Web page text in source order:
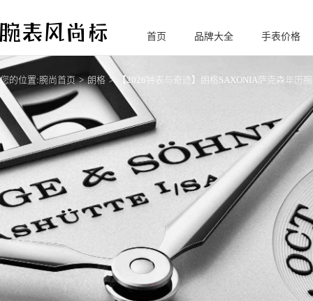
腕
表风尚标
首页 品牌大全 手表价格
您的位置:腕尚首页 朗格 【2026钟表与奇迹】朗格SAXONIA萨克森年历